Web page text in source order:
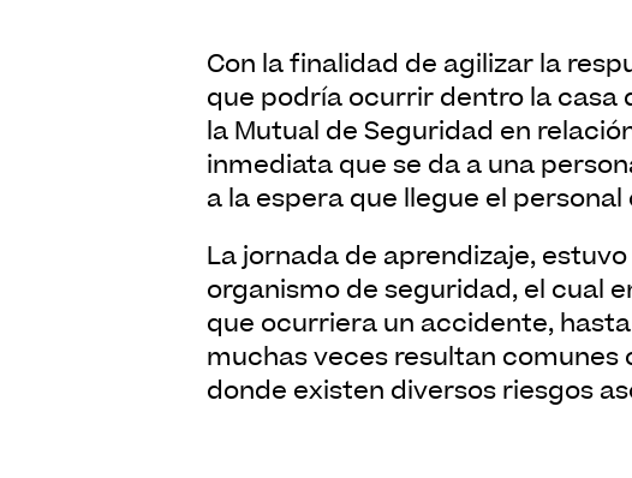
Con la finalidad de agilizar la respuesta en relación con algún accidente o posible emergencia
que podría ocurrir dentro la casa
la Mutual de Seguridad en
inmediata que se da a una
a la espera que llegue el
La jornada de aprendizaje, estuvo marcada por los conocimientos entregados por parte del
organismo de seguridad, el cual
que ocurriera un accidente,
muchas veces resultan
donde existen diversos riesgos